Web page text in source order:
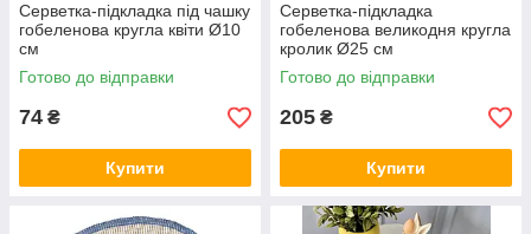
Серветка-підкладка під чашку
гобеленова кругла квіти Ø10
см
Готово до відправки
74 ₴
Купити
Серветка-підкладка
гобеленова великодня кругла
кролик Ø25 см
Готово до відправки
205 ₴
Купити